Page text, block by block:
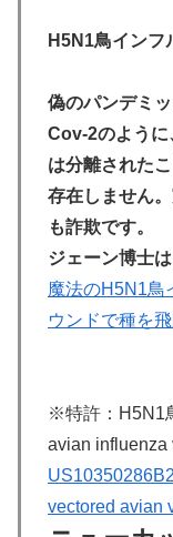
H5N1鳥インフ
偽のパンデミ
Cov-2のように
は分離された
存在しません
も詐欺です。
ジェーン博士
魔法のH5N1鳥
ウンドで種を
※特許：H5N1
avian influenza
vectored avian